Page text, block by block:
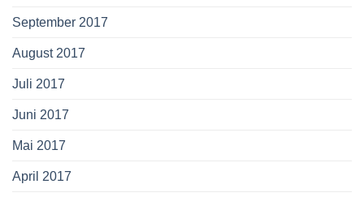
September 2017
August 2017
Juli 2017
Juni 2017
Mai 2017
April 2017